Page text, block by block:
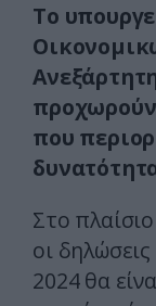
Το
προχωρούν
που
Στο
οι
2024 θα